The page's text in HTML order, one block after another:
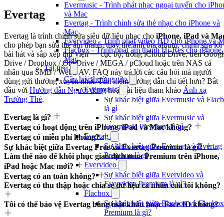
Evermusic - Trình phát nhạc ngoại tuyến cho
và Mac
Evertag - Trình chỉnh sửa thẻ nhạc cho iPhone và
Mac
Evervideo - Trình phát video HD cho iPhone và
Flacbox - Trình phát âm thanh Hi-Res cho iPhone
Mac
Tài liệu
Câu hỏi thường gặp
Evermusic
Sự khác biệt giữa Evermusic và
là gì
Sự khác biệt giữa Evermusic và
Evermusic Premium là gì
Evertag
Sự khác biệt giữa Evertag và Evertag
Premium là gì
Evervideo
Sự khác biệt giữa Evervideo và
Evervideo Premium là gì?
Flacbox
Sự khác biệt giữa Flacbox và Flacbox
Premium là gì?
Evertag
Evertag là trình chỉnh sửa siêu dữ liệu nhạc cho iPhone, iPad và
cho phép bạn sửa thẻ âm thanh, thay thế ảnh bìa album, chỉnh sửa lời
bài hát và sắp xếp thư viện — cục bộ, trong iCloud Drive, trên
Drive / Dropbox / OneDrive / MEGA / pCloud hoặc trên NAS cá
nhân qua SMB / WebDAV. FAQ này trả lời các câu hỏi mà người
dùng gửi thường xuyên nhất. Tìm kiếm hướng dẫn chi tiết hơn? Bắt
đầu với Hướng dẫn Người dùnghoặc tài liệu tham khảo Ánh xạ
Trường Thẻ.
Evertag là gì?
Evertag có hoạt động trên iPhone, iPad và Mac không?
Evertag có miễn phí không?
Sự khác biệt giữa Evertag Free và Evertag Premium là gì?
Làm thế nào để khôi phục giao dịch mua Premium trên iPhone,
iPad hoặc Mac mới?
Evertag có an toàn không?
Evertag có thu thập hoặc chia sẻ dữ liệu cá nhân của tôi không?
Tôi có thể bảo vệ Evertag bằng mật khẩu hoặc Face ID không?